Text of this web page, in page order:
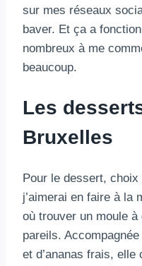
sur mes réseaux
baver. Et ça a
nombreux à me
beaucoup.
Les
Bruxelles
Pour le dessert,
j’aimerai en faire à la
où trouver un moule
pareils.
et d’ananas frais,